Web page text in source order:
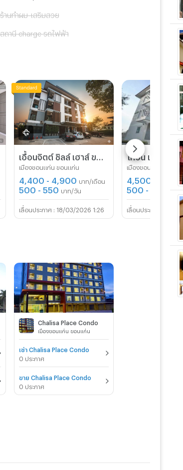
ร้านทำผม-เสริมสวย
สถานี charge รถไฟฟ้า
เมืองขอนแก่น ขอนแก่น
4,400 - 4,900 บาท/เดือน
500 - 550 บาท/วัน
18/03/2026 1:26
ไท้อัน แมนชั่น ป
เมืองขอนแก่น ขอนแ
4,500 - 5,500
500 - 600 บาท
25/
Chalisa Place Condo
เมืองขอนแก่น ขอนแก่น
เช่า Chalisa Place Condo
0 ประกาศ
ขาย Chalisa Place Condo
0 ประกาศ